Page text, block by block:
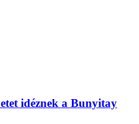
idéznek a Bunyitay